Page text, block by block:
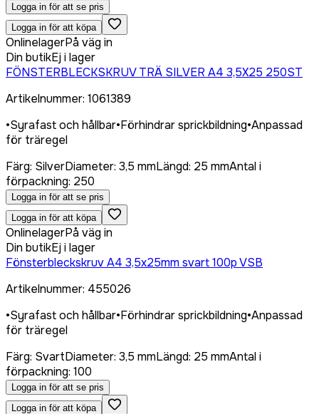
Logga in för att se pris
Logga in för att köpa
OnlinelagerPå väg in
Din butikEj i lager
FÖNSTERBLECKSKRUV TRÄ SILVER A4 3,5X25 250ST
Artikelnummer: 1061389
•Syrafast och hållbar•Förhindrar sprickbildning•Anpassad
för träregel
Färg: SilverDiameter: 3,5 mmLängd: 25 mmAntal i
förpackning: 250
Logga in för att se pris
Logga in för att köpa
OnlinelagerPå väg in
Din butikEj i lager
Fönsterbleckskruv A4 3,5x25mm svart 100p VSB
Artikelnummer: 455026
•Syrafast och hållbar•Förhindrar sprickbildning•Anpassad
för träregel
Färg: SvartDiameter: 3,5 mmLängd: 25 mmAntal i
förpackning: 100
Logga in för att se pris
Logga in för att köpa